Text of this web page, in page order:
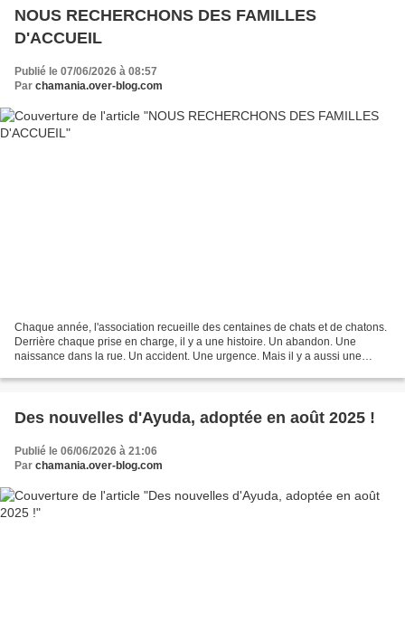
NOUS RECHERCHONS DES FAMILLES
D'ACCUEIL
Publié le 07/06/2026 à 08:57
Par chamania.over-blog.com
Chaque année, l'association recueille des centaines de chats et de chatons.
Derrière chaque prise en charge, il y a une histoire. Un abandon. Une
naissance dans la rue. Un accident. Une urgence. Mais il y a aussi une
Des nouvelles d'Ayuda, adoptée en août 2025 !
Publié le 06/06/2026 à 21:06
Par chamania.over-blog.com